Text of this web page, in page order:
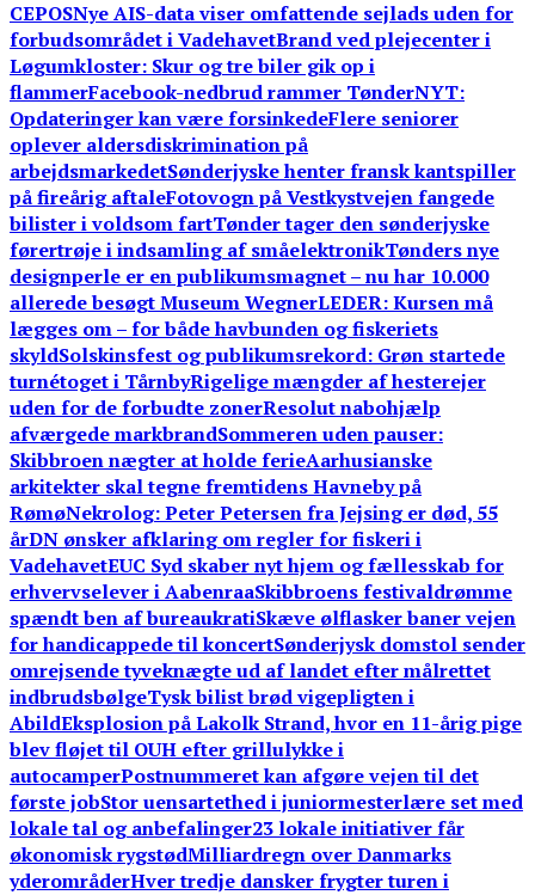
CEPOSNye AIS-data viser omfattende sejlads uden for
forbudsområdet i VadehavetBrand ved plejecenter i
Løgumkloster: Skur og tre biler gik op i
flammerFacebook-nedbrud rammer TønderNYT:
Opdateringer kan være forsinkedeFlere seniorer
oplever aldersdiskrimination på
arbejdsmarkedetSønderjyske henter fransk kantspiller
på fireårig aftaleFotovogn på Vestkystvejen fangede
bilister i voldsom fartTønder tager den sønderjyske
førertrøje i indsamling af småelektronikTønders nye
designperle er en publikumsmagnet – nu har 10.000
allerede besøgt Museum WegnerLEDER: Kursen må
lægges om – for både havbunden og fiskeriets
skyldSolskinsfest og publikumsrekord: Grøn startede
turnétoget i TårnbyRigelige mængder af hesterejer
uden for de forbudte zonerResolut nabohjælp
afværgede markbrandSommeren uden pauser:
Skibbroen nægter at holde ferieAarhusianske
arkitekter skal tegne fremtidens Havneby på
RømøNekrolog: Peter Petersen fra Jejsing er død, 55
årDN ønsker afklaring om regler for fiskeri i
VadehavetEUC Syd skaber nyt hjem og fællesskab for
erhvervselever i AabenraaSkibbroens festivaldrømme
spændt ben af bureaukratiSkæve ølflasker baner vejen
for handicappede til koncertSønderjysk domstol sender
omrejsende tyveknægte ud af landet efter målrettet
indbrudsbølgeTysk bilist brød vigepligten i
AbildEksplosion på Lakolk Strand, hvor en 11-årig pige
blev fløjet til OUH efter grillulykke i
autocamperPostnummeret kan afgøre vejen til det
første jobStor uensartethed i juniormesterlære set med
lokale tal og anbefalinger23 lokale initiativer får
økonomisk rygstødMilliardregn over Danmarks
yderområderHver tredje dansker frygter turen i